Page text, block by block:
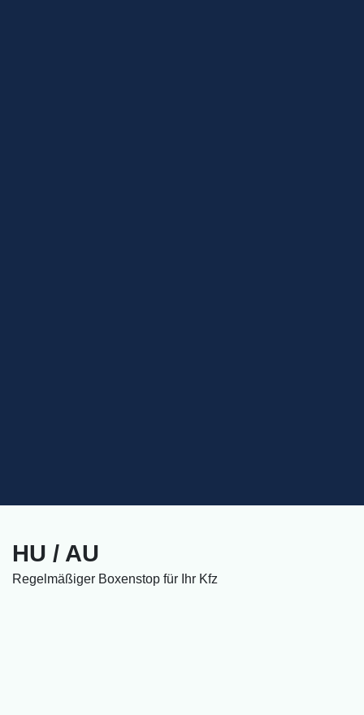
HU / AU
Regelmäßiger Boxenstop für Ihr Kfz